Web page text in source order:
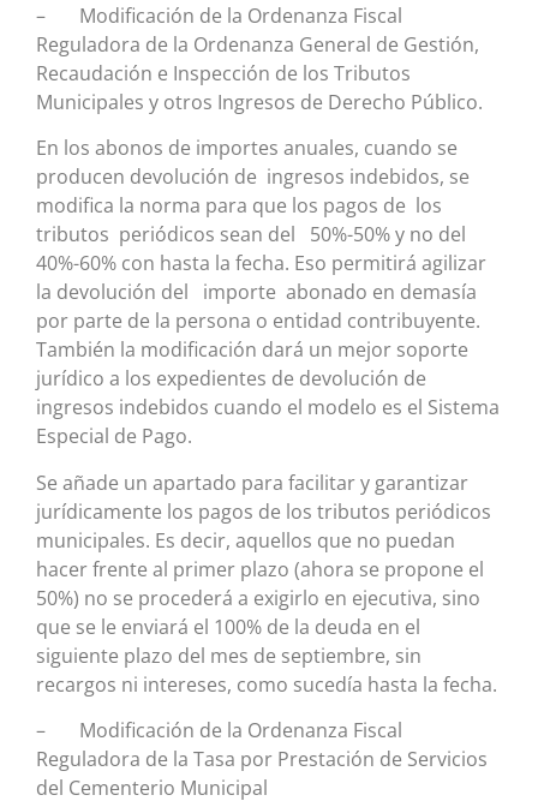
– Modificación de la Ordenanza Fiscal
Reguladora de la Ordenanza General de Gestión,
Recaudación e Inspección de los Tributos
Municipales y otros Ingresos de Derecho Público.
En los abonos de importes anuales, cuando se
producen devolución de ingresos indebidos, se
modifica la norma para que los pagos de los
tributos periódicos sean del 50%-50% y no del
40%-60% con hasta la fecha. Eso permitirá agilizar
la devolución del importe abonado en demasía
por parte de la persona o entidad contribuyente.
También la modificación dará un mejor soporte
jurídico a los expedientes de devolución de
ingresos indebidos cuando el modelo es el Sistema
Especial de Pago.
Se añade un apartado para facilitar y garantizar
jurídicamente los pagos de los tributos periódicos
municipales. Es decir, aquellos que no puedan
hacer frente al primer plazo (ahora se propone el
50%) no se procederá a exigirlo en ejecutiva, sino
que se le enviará el 100% de la deuda en el
siguiente plazo del mes de septiembre, sin
recargos ni intereses, como sucedía hasta la fecha.
– Modificación de la Ordenanza Fiscal
Reguladora de la Tasa por Prestación de Servicios
del Cementerio Municipal